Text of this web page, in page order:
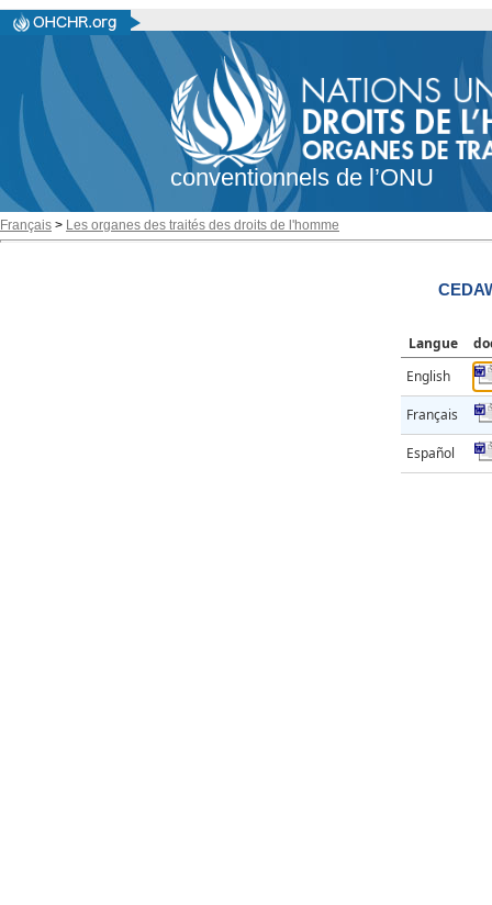
conventionnels de l’ONU
Français > Les organes des traités des droits de l'homme
Langue
English
Français
Español